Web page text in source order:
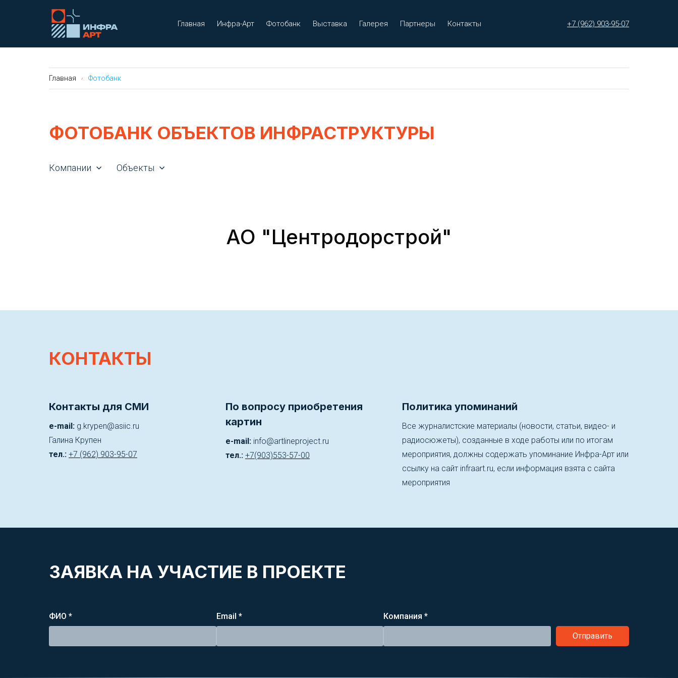
Главная Инфра-Арт Фотобанк Выставка Галерея Партнеры Контакты +7 (962) 903-95-07
Главная Фотобанк
ФОТОБАНК ОБЪЕКТОВ ИНФРАСТРУКТУРЫ
Компании Объекты
АО "Центродорстрой"
КОНТАКТЫ
Контакты для СМИ
e-mail: g.krypen@asiic.ru
Галина Крупен
тел.: +7 (962) 903-95-07
По вопросу приобретения
картин
e-mail: info@artlineproject.ru
тел.: +7(903)553-57-00
Политика упоминаний
Все журналистские материалы (новости, статьи, видео- и
радиосюжеты), созданные в ходе работы или по итогам
мероприятия, должны содержать упоминание Инфра-Арт или
ссылку на сайт infraart.ru, если информация взята с сайта
мероприятия
ЗАЯВКА НА УЧАСТИЕ В ПРОЕКТЕ
ФИО * Email * Компания *
Отправить